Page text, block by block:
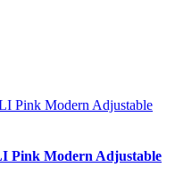
Pink Modern Adjustable